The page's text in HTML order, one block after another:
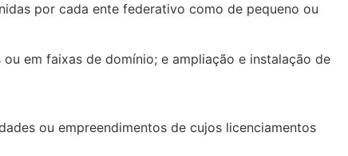
por cada ente federativo como de pequeno ou
em faixas de domínio; e ampliação e instalação de
ou empreendimentos de cujos licenciamentos